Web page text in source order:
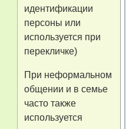
идентификации
персоны или
используется при
перекличке)
При неформальном
общении и в семье
часто также
используется